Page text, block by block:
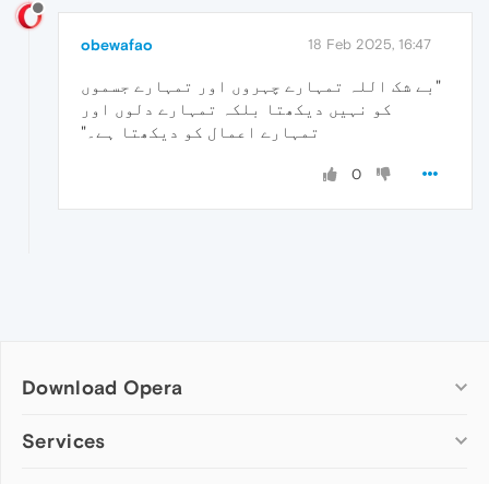
obewafao 18 Feb 2025, 16:47
"بے شک اللہ تمہارے چہروں اور تمہارے جسموں
کو نہیں دیکھتا بلکہ تمہارے دلوں اور
تمہارے اعمال کو دیکھتا ہے۔"
0
Download Opera
Computer browsers
Services